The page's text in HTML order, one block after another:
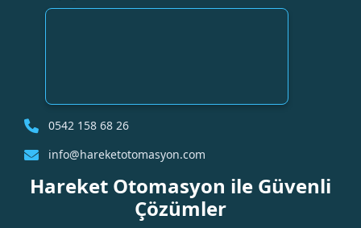
0542 158 68 26
info@hareketotomasyon.com
Hareket Otomasyon ile Güvenli
Çözümler